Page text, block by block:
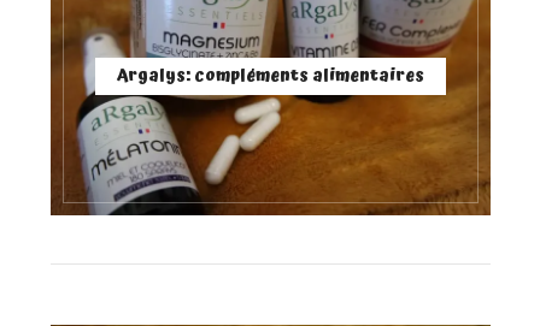
Argalys: compléments alimentaires